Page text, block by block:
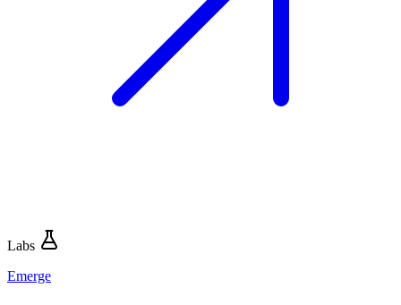
Labs
Emerge